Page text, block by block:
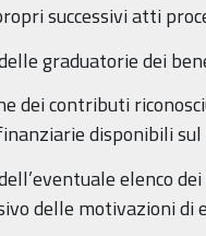
successivi atti
graduatorie dei
dei contributi
disponibili
elenco
delle motivazioni di